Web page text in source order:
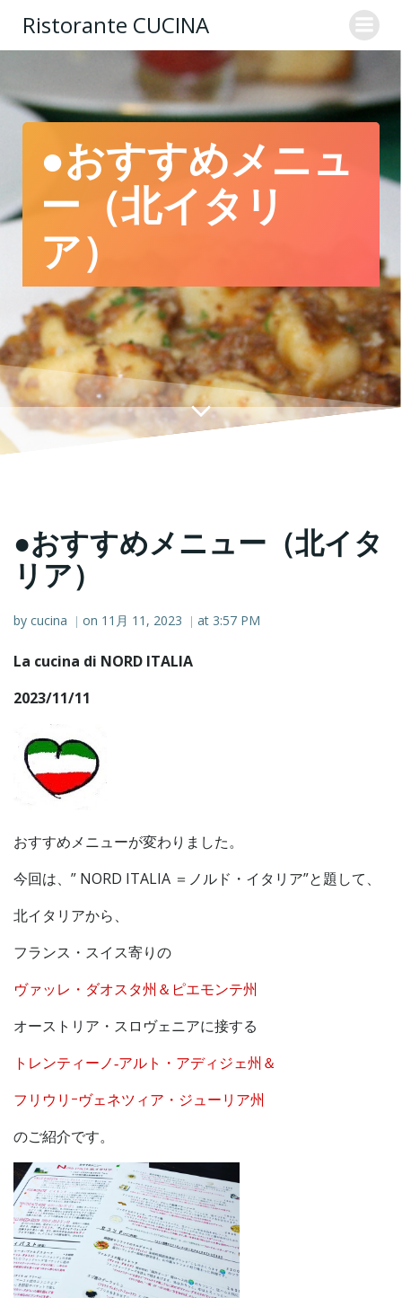
ン
テ
ン
ツ
へ
ス
キ
ッ
プ
Ristorante CUCINA
●おすすめメニュ
ー（北イタリ
ア）
●おすすめメニュー（北イタ
リア）
by cucina | on 11月 11, 2023 | at 3:57 PM
La cucina di NORD ITALIA
2023/11/11
おすすめメニューが変わりました。
今回は、” NORD ITALIA ＝ノルド・イタリア”と題して、
北イタリアから、
フランス・スイス寄りの
ヴァッレ・ダオスタ州＆ピエモンテ州
オーストリア・スロヴェニアに接する
トレンティーノ‐アルト・アディジェ州＆
フリウリｰヴェネツィア・ジューリア州
のご紹介です。